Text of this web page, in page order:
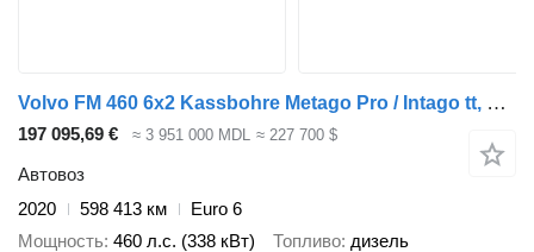
Volvo FM 460 6x2 Kassbohre Metago Pro / Intago tt, VDI
197 095,69 € ≈ 3 951 000 MDL ≈ 227 700 $
Автовоз
2020
598 413 км
Euro 6
Мощность 460 л.с. (338 кВт) Топливо дизель